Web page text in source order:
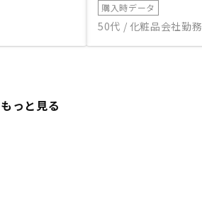
購入時データ
50代 / 化粧品会社勤務
もっと見る